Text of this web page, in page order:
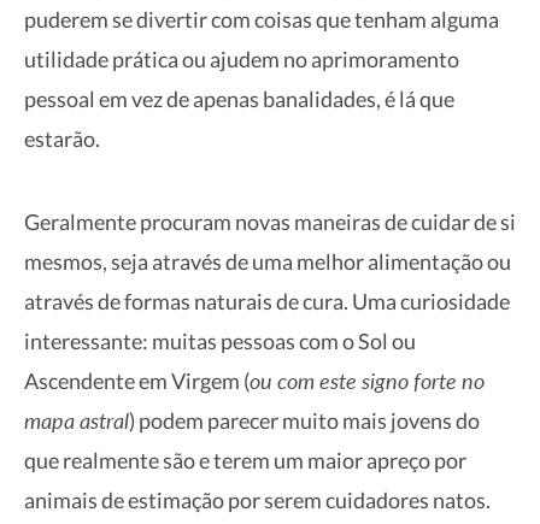
puderem se divertir com coisas que tenham alguma
utilidade prática ou ajudem no aprimoramento
pessoal em vez de apenas banalidades, é lá que
estarão.
Geralmente procuram novas maneiras de cuidar de si
mesmos, seja através de uma melhor alimentação ou
através de formas naturais de cura. Uma curiosidade
interessante: muitas pessoas com o Sol ou
Ascendente em Virgem (ou com este signo forte no
mapa astral) podem parecer muito mais jovens do
que realmente são e terem um maior apreço por
animais de estimação por serem cuidadores natos.